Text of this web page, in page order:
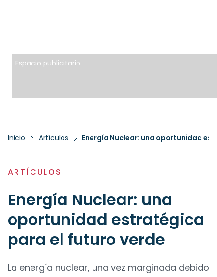
Espacio publicitario
Inicio Artículos Energía Nuclear: una oportunidad
ARTÍCULOS
Energía Nuclear: una
oportunidad estratégica
para el futuro verde
La energía nuclear, una vez marginada debido